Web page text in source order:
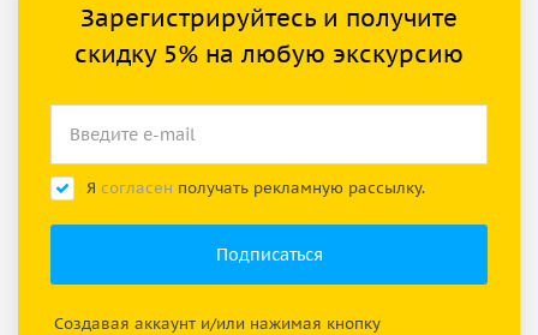
Зарегистрируйтесь и получите
скидку 5% на любую экскурсию
Я согласен получать рекламную рассылку.
Создавая аккаунт и/или нажимая кнопку